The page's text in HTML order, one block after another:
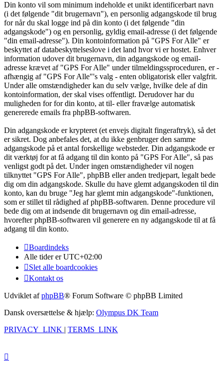
Din konto vil som minimum indeholde et unikt identificerbart navn
(i det følgende "dit brugernavn"), en personlig adgangskode til brug
for når du skal logge ind på din konto (i det følgende "din
adgangskode") og en personlig, gyldig email-adresse (i det følgende
"din email-adresse"). Din kontoinformation på "GPS For Alle" er
beskyttet af databeskyttelseslove i det land hvor vi er hostet. Enhver
information udover dit brugernavn, din adgangskode og email-
adresse krævet af "GPS For Alle" under tilmeldingssproceduren, er -
afhængig af "GPS For Alle"'s valg - enten obligatorisk eller valgfrit.
Under alle omstændigheder kan du selv vælge, hvilke dele af din
kontoinformation, der skal vises offentligt. Derudover har du
muligheden for for din konto, at til- eller fravælge automatisk
genererede emails fra phpBB-softwaren.
Din adgangskode er krypteret (et envejs digitalt fingeraftryk), så det
er sikret. Dog anbefales det, at du ikke genbruger den samme
adgangskode på et antal forskellige websteder. Din adgangskode er
dit værktøj for at få adgang til din konto på "GPS For Alle", så pas
venligst godt på det. Under ingen omstændigheder vil nogen
tilknyttet "GPS For Alle", phpBB eller anden tredjepart, legalt bede
dig om din adgangskode. Skulle du have glemt adgangskoden til din
konto, kan du bruge "Jeg har glemt min adgangskode"-funktionen,
som er stillet til rådighed af phpBB-softwaren. Denne procedure vil
bede dig om at indsende dit brugernavn og din email-adresse,
hvorefter phpBB-softwaren vil generere en ny adgangskode til at få
adgang til din konto.
Boardindeks
Alle tider erUTC+02:00
Slet alle boardcookies
Kontakt os
Udviklet afphpBB® Forum Software © phpBB Limited
Dansk oversættelse & hjælp: Olympus DK Team
PRIVACY_LINK | TERMS_LINK